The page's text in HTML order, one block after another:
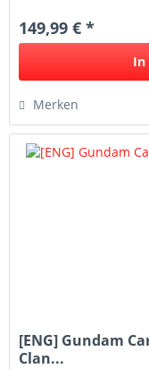
149,99 € *
In
Merken
[ENG] Gundam
Clan...